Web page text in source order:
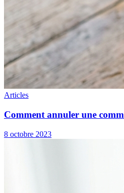
Articles
Comment annuler une
8 octobre 2023